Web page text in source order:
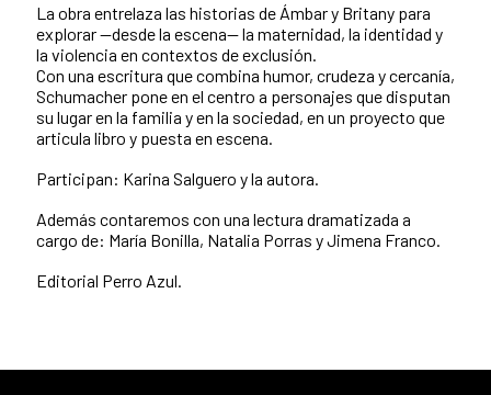
La obra entrelaza las historias de Ámbar y Britany para
explorar —desde la escena— la maternidad, la identidad y
la violencia en contextos de exclusión.
Con una escritura que combina humor, crudeza y cercanía,
Schumacher pone en el centro a personajes que disputan
su lugar en la familia y en la sociedad, en un proyecto que
articula libro y puesta en escena.
Participan: Karina Salguero y la autora.
Además contaremos con una lectura dramatizada a
cargo de: María Bonilla, Natalia Porras y Jimena Franco.
Editorial Perro Azul.